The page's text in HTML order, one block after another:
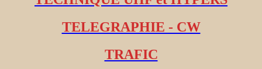
TELEGRAPHIE - CW
TRAFIC